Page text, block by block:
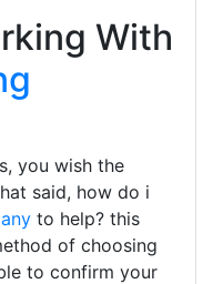
With
you wish the
said, how do i
to help? this
of choosing
to confirm your